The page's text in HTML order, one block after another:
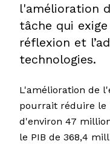
l'amélioration
tâche qui
réflexion et
technologies.
L'amélioration de
pourrait réduire le
d'environ 47
le PIB de 368,4